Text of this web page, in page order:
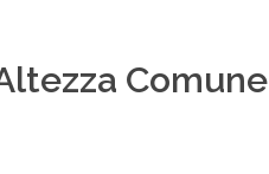
Comune